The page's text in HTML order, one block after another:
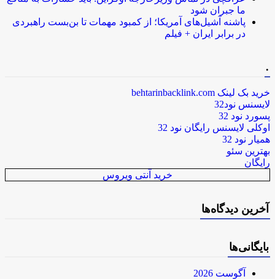
ما جبران شود
پاشنه آشیل‌های آمریکا؛ از کمبود مهمات تا بن‌بست راهبردی
در برابر ایران + فیلم
خرید بک لینک behtarinbacklink.com
لایسنس نود32
پسورد نود 32
اوکلی لایسنس رایگان نود 32
همیار نود 32
بهترین سئو
رایگان
خرید آنتی ویروس
آخرین دیدگاه‌ها
بایگانی‌ها
آگوست 2026